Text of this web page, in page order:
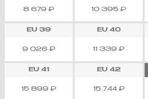
8 679 ₽ 10 395 ₽
EU 39
9 026 ₽
EU40
11 339 ₽
EU 41
15 899 ₽
EU42
15 744 ₽